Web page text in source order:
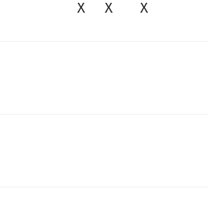
X X X